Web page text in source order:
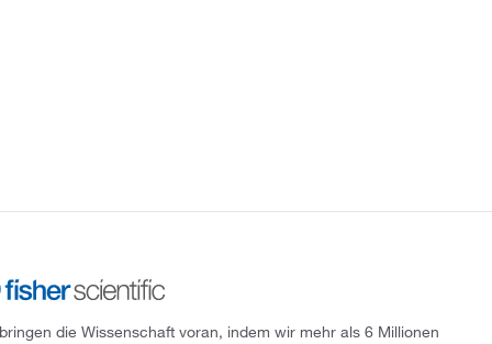
die Wissenschaft voran, indem wir mehr als 6 Millionen